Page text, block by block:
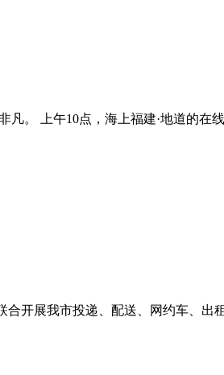
。 上午10点，海上福建·地道的在
开展我市投递、配送、网约车、出